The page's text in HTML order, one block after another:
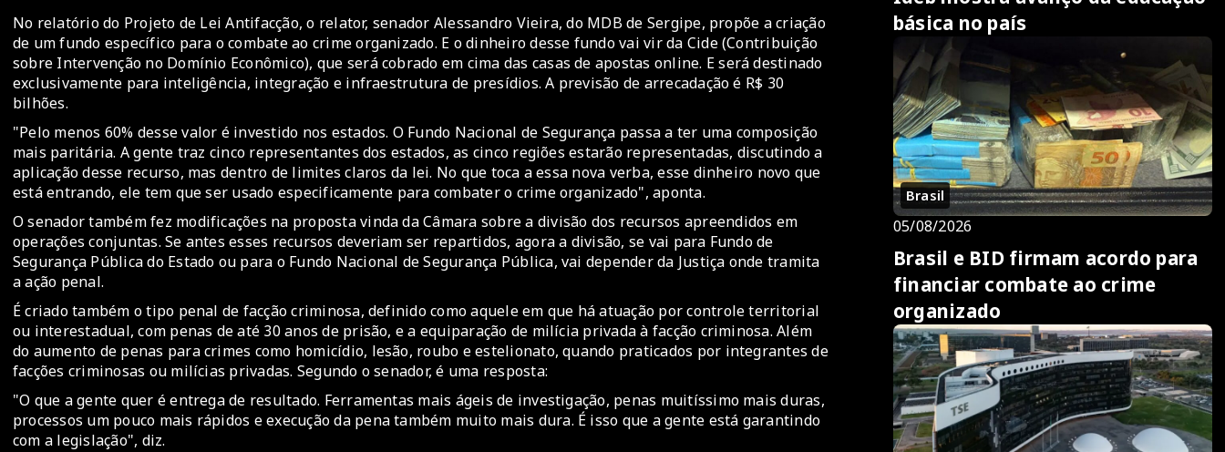
No relatório do Projeto de Lei Antifacção, o relator, senador Alessandro Vieira, do MDB de Sergipe, propõe a criação
de um fundo específico para o combate ao crime organizado. E o dinheiro desse fundo vai vir da Cide (Contribuição
sobre Intervenção no Domínio Econômico), que será cobrado em cima das casas de apostas online. E será destinado
exclusivamente para inteligência, integração e infraestrutura de presídios. A previsão de arrecadação é R$ 30
bilhões.
"Pelo menos 60% desse valor é investido nos estados. O Fundo Nacional de Segurança passa a ter uma composição
mais paritária. A gente traz cinco representantes dos estados, as cinco regiões estarão representadas, discutindo a
aplicação desse recurso, mas dentro de limites claros da lei. No que toca a essa nova verba, esse dinheiro novo que
está entrando, ele tem que ser usado especificamente para combater o crime organizado", aponta.
O senador também fez modificações na proposta vinda da Câmara sobre a divisão dos recursos apreendidos em
operações conjuntas. Se antes esses recursos deveriam ser repartidos, agora a divisão, se vai para Fundo de
Segurança Pública do Estado ou para o Fundo Nacional de Segurança Pública, vai depender da Justiça onde tramita
a ação penal.
É criado também o tipo penal de facção criminosa, definido como aquele em que há atuação por controle territorial
ou interestadual, com penas de até 30 anos de prisão, e a equiparação de milícia privada à facção criminosa. Além
do aumento de penas para crimes como homicídio, lesão, roubo e estelionato, quando praticados por integrantes de
facções criminosas ou milícias privadas. Segundo o senador, é uma resposta:
"O que a gente quer é entrega de resultado. Ferramentas mais ágeis de investigação, penas muitíssimo mais duras,
processos um pouco mais rápidos e execução da pena também muito mais dura. É isso que a gente está garantindo
com a legislação", diz.
básica no país
Brasil
05/08/2026
Brasil e BID firmam acordo para
financiar combate ao crime
organizado